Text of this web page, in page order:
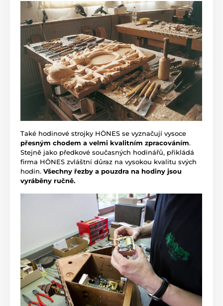
Také hodinové strojky HÖNES se vyznačují vysoce
přesným chodem a velmi kvalitním zpracováním.
Stejně jako předkové současných hodinářů, přikládá
firma HÖNES zvláštní důraz na vysokou kvalitu svých
hodin. Všechny řezby a pouzdra na hodiny jsou
vyráběny ručně.